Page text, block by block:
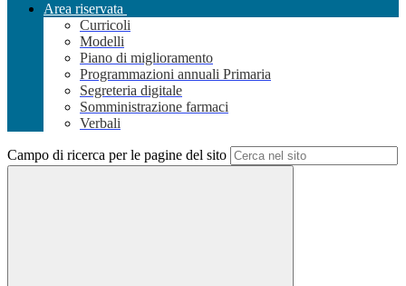
Area riservata
Curricoli
Modelli
Piano di miglioramento
Programmazioni annuali Primaria
Segreteria digitale
Somministrazione farmaci
Verbali
Campo di ricerca per le pagine del sito